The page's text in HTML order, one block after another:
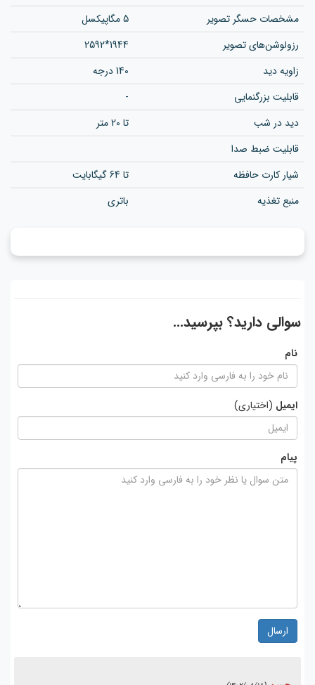
مشخصات حسگر تصویر
5 مگاپیکسل
رزولوشن‌های تصویر
1944*2592
زاویه دید
140 درجه
قابلیت بزرگنمایی
-
دید در شب
تا 20 متر
قابلیت ضبط صدا
شیار کارت حافظه
تا 64 گیگابایت
منبع تغذیه
باتری
سوالی دارید؟ بپرسید...
نام
ایمیل (اختیاری)
پیام
ارسال